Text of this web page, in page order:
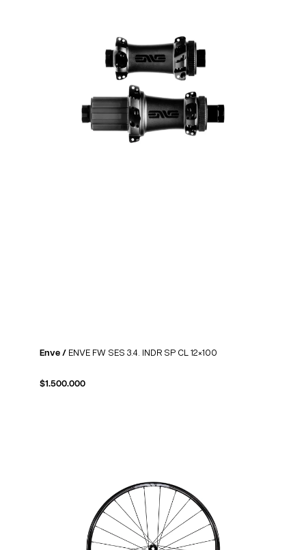
Enve / ENVE FW SES 3.4. INDR SP CL 12×100
$1.500.000